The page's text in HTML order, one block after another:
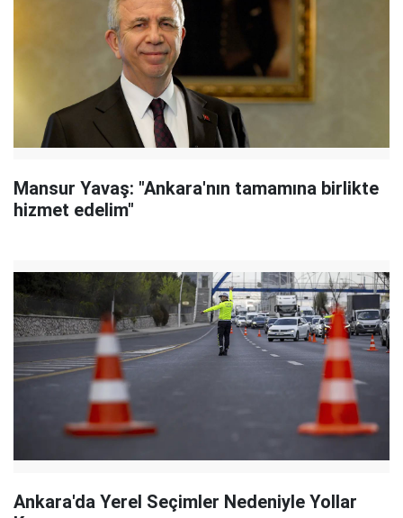
Mansur Yavaş: "Ankara'nın tamamına birlikte
hizmet edelim"
Ankara'da Yerel Seçimler Nedeniyle Yollar